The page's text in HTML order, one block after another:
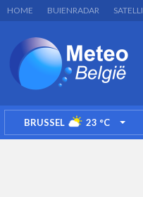
HOME BUIENRADAR
BRUSSEL 23 °C